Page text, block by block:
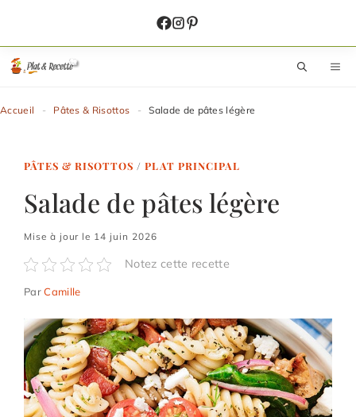
contenu
Accueil - Pâtes & Risottos - Salade de pâtes légère
PÂTES & RISOTTOS /PLAT PRINCIPAL
Salade de pâtes légère
Mise à jour le 14 juin 2026
Notez cette recette
ParCamille